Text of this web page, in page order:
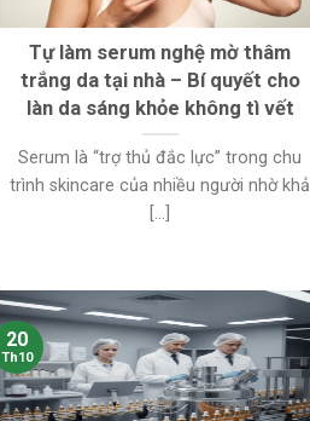
Tự làm serum nghệ mờ thâm
trắng da tại nhà – Bí quyết cho
làn da sáng khỏe không tì vết
Serum là “trợ thủ đắc lực” trong chu
trình skincare của nhiều người nhờ khả
[...]
20
Th10